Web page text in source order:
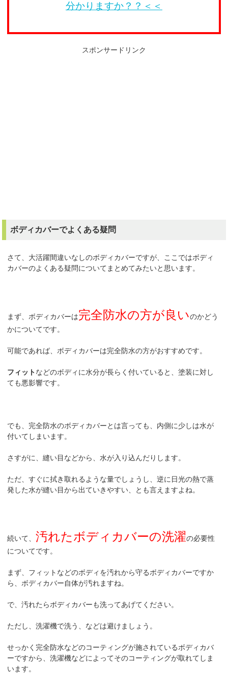
分かりますか？？＜＜
スポンサードリンク
ボディカバーでよくある疑問
さて、大活躍間違いなしのボディカバーですが、ここではボディ
カバーのよくある疑問についてまとめてみたいと思います。
まず、ボディカバーは完全防水の方が良いのかどう
かについてです。
可能であれば、ボディカバーは完全防水の方がおすすめです。
フィットなどのボディに水分が長らく付いていると、塗装に対し
ても悪影響です。
でも、完全防水のボディカバーとは言っても、内側に少しは水が
付いてしまいます。
さすがに、縫い目などから、水が入り込んだりします。
ただ、すぐに拭き取れるような量でしょうし、逆に日光の熱で蒸
発した水が縫い目から出ていきやすい、とも言えますよね。
続いて、 汚れたボディカバーの洗濯の必要性
についてです。
まず、フィットなどのボディを汚れから守るボディカバーですか
ら、ボディカバー自体が汚れますね。
で、汚れたらボディカバーも洗ってあげてください。
ただし、洗濯機で洗う、などは避けましょう。
せっかく完全防水などのコーティングが施されているボディカバ
ーですから、洗濯機などによってそのコーティングが取れてしま
います。